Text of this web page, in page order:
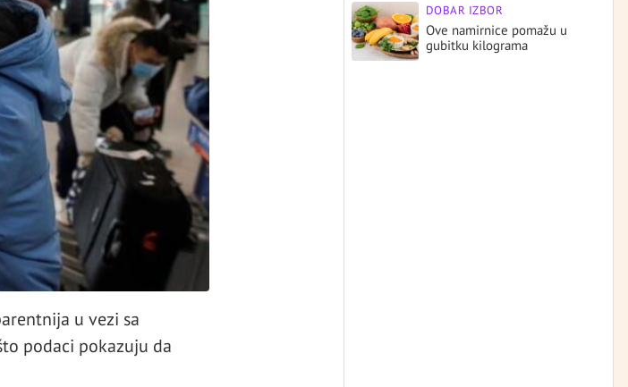
u vezi sa
podaci pokazuju da
DOBAR IZBOR
Ove namirnice pomažu u
gubitku kilograma